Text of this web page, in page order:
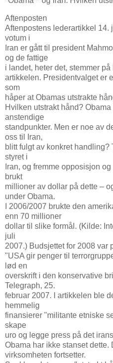
Aftenposten
Aftenpostens lederartikkel 14.
votum i
Iran er gått til president
og de fattige
i landet, heter det, stemmer
artikkelen. Presidentvalget er
som
håper at Obamas utstrakte
Hvilken utstrakt hånd?
anstendige
standpunkter. Men er noe av
oss til Iran,
blitt fulgt av konkret
styret i
Iran, og fremme opposisjon
brukt
millioner av dollar på dette –
under Obama.
I 2006/2007 brukte den
enn 70 millioner
dollar til slike formål. (Kilde:
juli
2007.) Budsjettet for 2008 var
"USA gir penger til
lød en
overskrift i den konservative
Telegraph, 25.
februar 2007. I artikkelen ble
hemmelig
finansierer "militante etniske
skape
uro og legge press på det
Obama har ikke stanset dette.
virksomheten fortsetter.